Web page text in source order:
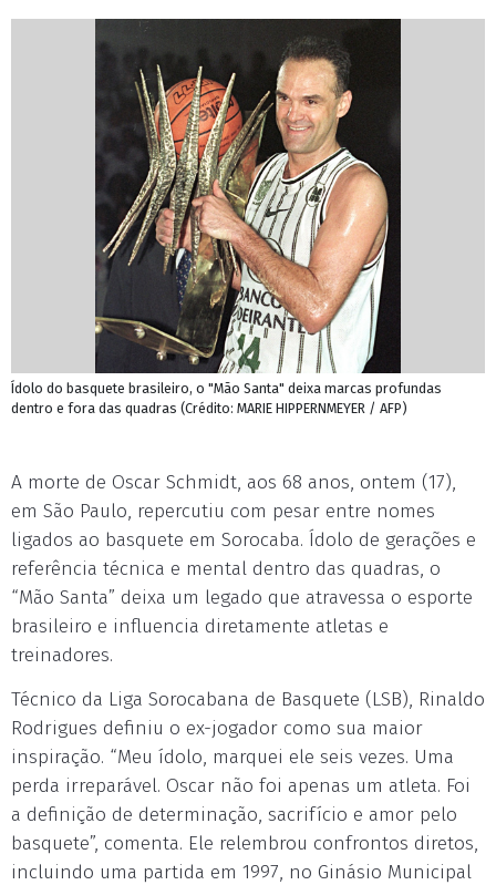
Ídolo do basquete brasileiro, o "Mão Santa" deixa marcas profundas
dentro e fora das quadras (Crédito: MARIE HIPPERNMEYER / AFP)
A morte de Oscar Schmidt, aos 68 anos, ontem (17),
em São Paulo, repercutiu com pesar entre nomes
ligados ao basquete em Sorocaba. Ídolo de gerações e
referência técnica e mental dentro das quadras, o
“Mão Santa” deixa um legado que atravessa o esporte
brasileiro e influencia diretamente atletas e
treinadores.
Técnico da Liga Sorocabana de Basquete (LSB), Rinaldo
Rodrigues definiu o ex-jogador como sua maior
inspiração. “Meu ídolo, marquei ele seis vezes. Uma
perda irreparável. Oscar não foi apenas um atleta. Foi
a definição de determinação, sacrifício e amor pelo
basquete”, comenta. Ele relembrou confrontos diretos,
incluindo uma partida em 1997, no Ginásio Municipal